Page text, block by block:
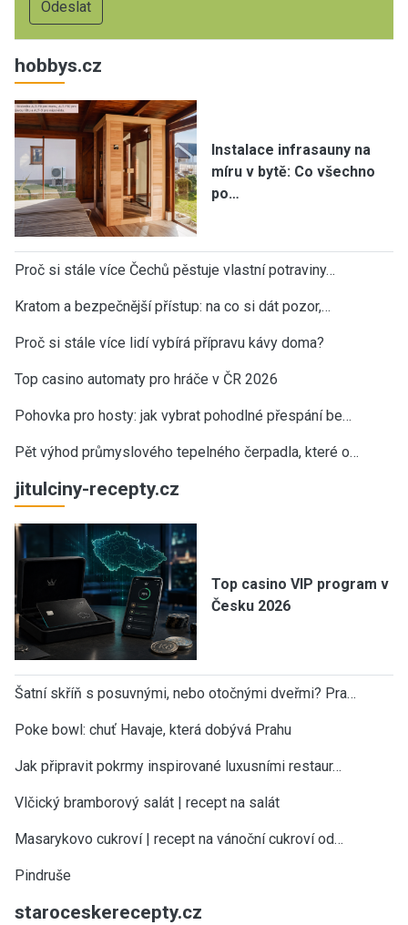
hobbys.cz
Instalace infrasauny na
míru v bytě: Co všechno
po…
Proč si stále více Čechů pěstuje vlastní potraviny…
Kratom a bezpečnější přístup: na co si dát pozor,…
Proč si stále více lidí vybírá přípravu kávy doma?
Top casino automaty pro hráče v ČR 2026
Pohovka pro hosty: jak vybrat pohodlné přespání be…
Pět výhod průmyslového tepelného čerpadla, které o…
jitulciny-recepty.cz
Top casino VIP program v
Česku 2026
Šatní skříň s posuvnými, nebo otočnými dveřmi? Pra…
Poke bowl: chuť Havaje, která dobývá Prahu
Jak připravit pokrmy inspirované luxusními restaur…
Vlčický bramborový salát | recept na salát
Masarykovo cukroví | recept na vánoční cukroví od…
Pindruše
staroceskerecepty.cz